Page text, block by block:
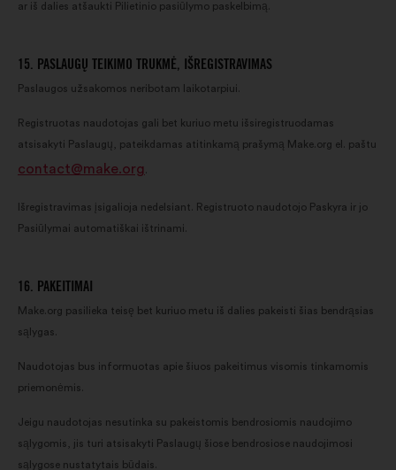
ar iš dalies atšaukti Pilietinio pasiūlymo paskelbimą.
15. PASLAUGŲ TEIKIMO TRUKMĖ, IŠREGISTRAVIMAS
Paslaugos užsakomos neribotam laikotarpiui.
Registruotas naudotojas gali bet kuriuo metu išsiregistruodamas
atsisakyti Paslaugų, pateikdamas atitinkamą prašymą Make.org el. paštu
contact@make.org
Išregistravimas įsigalioja nedelsiant. Registruoto naudotojo Paskyra ir jo
Pasiūlymai automatiškai ištrinami.
16. PAKEITIMAI
Make.org pasilieka teisę bet kuriuo metu iš dalies pakeisti šias bendrąsias
sąlygas.
Naudotojas bus informuotas apie šiuos pakeitimus visomis tinkamomis
priemonėmis.
Jeigu naudotojas nesutinka su pakeistomis bendrosiomis naudojimo
sąlygomis, jis turi atsisakyti Paslaugų šiose bendrosiose naudojimosi
sąlygose nustatytais būdais.